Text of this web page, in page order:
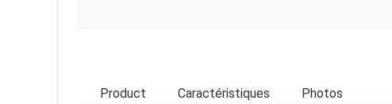
Product Caractéristiques Photos